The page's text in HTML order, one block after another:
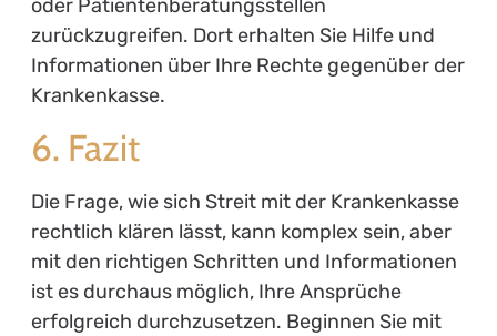
oder Patientenberatungsstellen
zurückzugreifen. Dort erhalten Sie Hilfe und
Informationen über Ihre Rechte gegenüber der
Krankenkasse.
6. Fazit
Die Frage, wie sich Streit mit der Krankenkasse
rechtlich klären lässt, kann komplex sein, aber
mit den richtigen Schritten und Informationen
ist es durchaus möglich, Ihre Ansprüche
erfolgreich durchzusetzen. Beginnen Sie mit